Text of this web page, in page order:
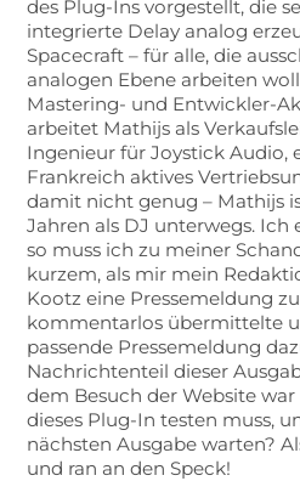
des Plug-Ins vorgestellt, die
integrierte Delay analog
Spacecraft – für alle, die
analogen Ebene arbeiten
Mastering- und Entwickler-
arbeitet Mathijs als
Ingenieur für Joystick Audio,
Frankreich aktives
damit nicht genug – Mathijs
Jahren als DJ unterwegs. Ich
so muss ich zu meiner
kurzem, als mir mein
Kootz eine Pressemeldung
kommentarlos übermittelte
passende Pressemeldung
Nachrichtenteil dieser
dem Besuch der Website
dieses Plug-In testen muss,
nächsten Ausgabe warten?
und ran an den Speck!